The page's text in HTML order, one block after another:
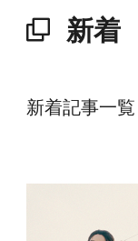
新着
新着記事一覧